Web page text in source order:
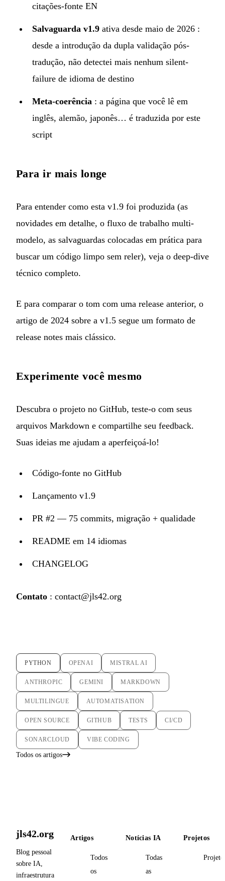
citações-fonte EN
Salvaguarda v1.9 ativa desde maio de 2026 :
desde a introdução da dupla validação pós-
tradução, não detectei mais nenhum silent-
failure de idioma de destino
Meta-coerência : a página que você lê em
inglês, alemão, japonês… é traduzida por este
script
Para ir mais longe
Para entender como esta v1.9 foi produzida (as
novidades em detalhe, o fluxo de trabalho multi-
modelo, as salvaguardas colocadas em prática para
buscar um código limpo sem reler), veja o deep-dive
técnico completo.
E para comparar o tom com uma release anterior, o
artigo de 2024 sobre a v1.5 segue um formato de
release notes mais clássico.
Experimente você mesmo
Descubra o projeto no GitHub, teste-o com seus
arquivos Markdown e compartilhe seu feedback.
Suas ideias me ajudam a aperfeiçoá-lo!
Código-fonte no GitHub
Lançamento v1.9
PR #2 — 75 commits, migração + qualidade
README em 14 idiomas
CHANGELOG
Contato : contact@jls42.org
PYTHON OPENAI MISTRAL AI
ANTHROPIC GEMINI MARKDOWN
MULTILINGUE AUTOMATISATION
OPEN SOURCE GITHUB TESTS CI/CD
SONARCLOUD VIBE CODING
Todos os artigos
jls42.org
Blog pessoal
sobre IA,
infraestrutura
Artigos
Todos
os
Notícias IA
Todas
as
Projetos